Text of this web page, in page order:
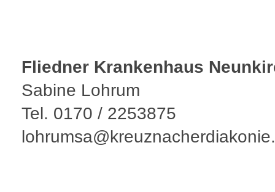
Fliedner Krankenhaus
Sabine Lohrum
Tel. 0170 / 2253875